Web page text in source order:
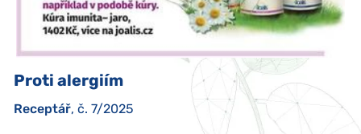
Proti alergiím
Receptář, č. 7/2025